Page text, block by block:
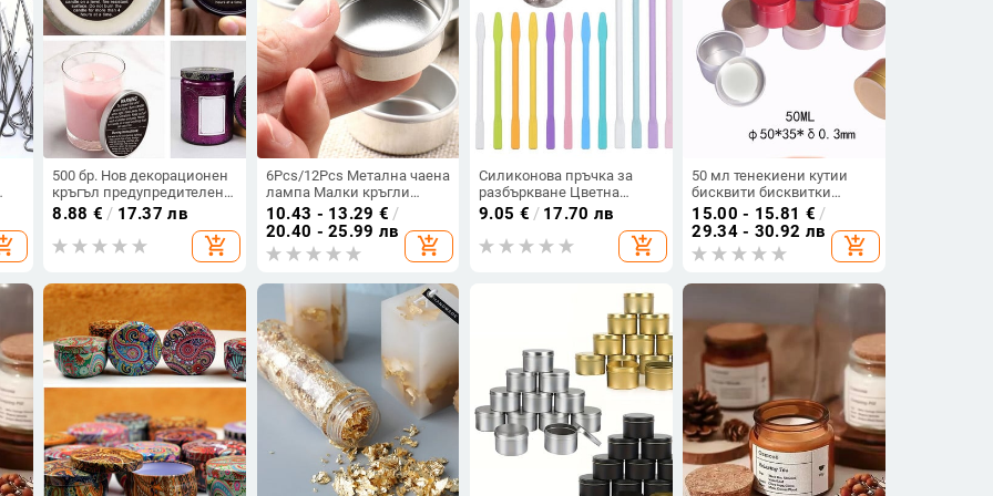
500 бр. Нов декорационен
кръгъл предупредителен
стикер Предпазни
стикери за топене на
восък Наклейка за свещ
Етикети за контейнери за
8.88 € / 17.37 лв
add_shopping_cart
6Pcs/12Pcs Метална чаена
лампа Малки кръгли
свещници Чаши Направи
си сам Свещи Восъчни
занаяти Контейнери
Направи си сам Свещи
10.43 - 13.29 € /
20.40 - 25.99 лв
add_shopping_cart
Силиконова пръчка за
разбъркване Цветна
модулация Дозатор за
чаши Пръчка за
регулиране на пръчка за
красота Епоксидна смола
бижута Направи си сам
9.05 € / 17.70 лв
add_shopping_cart
50 мл тенекиени кутии
бисквити бисквитки
метална кутия за
съхранение на балсам за
устни крем буркани свещи
консерви чай коледни
15.00 - 15.81 € /
29.34 - 30.92 лв
add_shopping_cart